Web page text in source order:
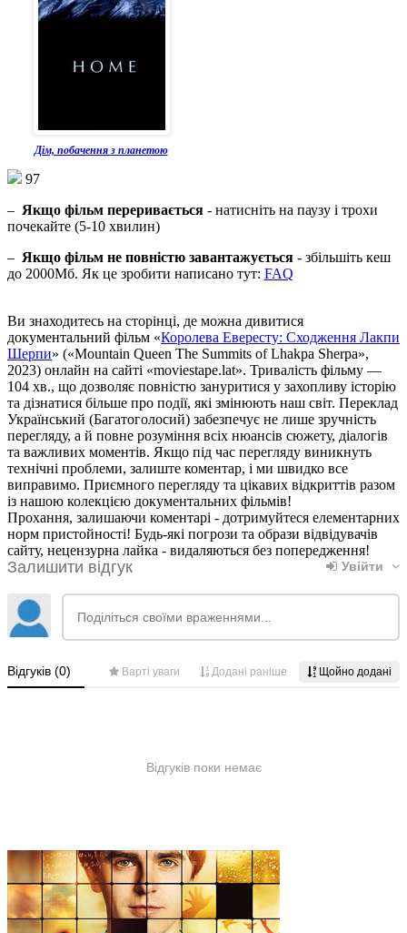
Дім, побачення з планетою
97
– Якщо фільм переривається - натисніть на паузу і трохи
почекайте (5-10 хвилин)
– Якщо фільм не повністю завантажується - збільшіть кеш
до 2000Мб. Як це зробити написано тут: FAQ
Ви знаходитесь на сторінці, де можна дивитися
документальний фільм «Королева Евересту: Сходження Лакпи
Шерпи» («Mountain Queen The Summits of Lhakpa Sherpa»,
2023) онлайн на сайті «moviestape.lat». Тривалість фільму —
104 хв., що дозволяє повністю зануритися у захопливу історію
та дізнатися більше про події, які змінюють наш світ. Переклад
Український (Багатоголосий) забезпечує не лише зручність
перегляду, а й повне розуміння всіх нюансів сюжету, діалогів
та важливих моментів. Якщо під час перегляду виникнуть
технічні проблеми, залиште коментар, і ми швидко все
виправимо. Приємного перегляду та цікавих відкриттів разом
із нашою колекцією документальних фільмів!
Прохання, залишаючи коментарі - дотримуйтеся елементарних
норм пристойності! Будь-які погрози та образи відвідувачів
сайту, нецензурна лайка - видаляються без попередження!